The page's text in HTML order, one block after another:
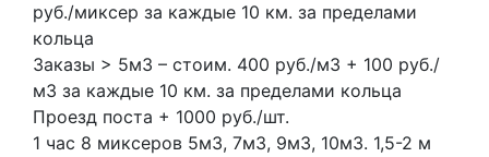
руб./миксер за каждые 10 км. за пределами
кольца
Заказы > 5м3 – стоим. 400 руб./м3 + 100 руб./
м3 за каждые 10 км. за пределами кольца
Проезд поста + 1000 руб./шт.
1 час 8 миксеров 5м3, 7м3, 9м3, 10м3. 1,5-2 м